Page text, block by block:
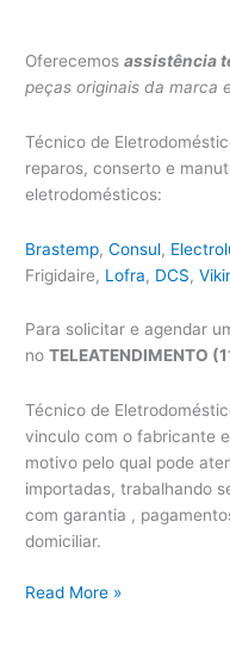
Oferecemosassistência
peças originais da marca
Técnico de
reparos, conserto e
eletrodomésticos:
Brastemp,Consul,
Frigidaire, Lofra, DCS,
Para solicitar e agendar
noTELEATENDIMENTO
Técnico de
vinculo com o fabricante
motivo pelo qual pode
importadas, trabalhando
com garantia ,
domiciliar.
Técnico
Read More »